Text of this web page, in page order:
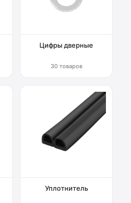
Цифры дверные
30 товаров
Уплотнитель